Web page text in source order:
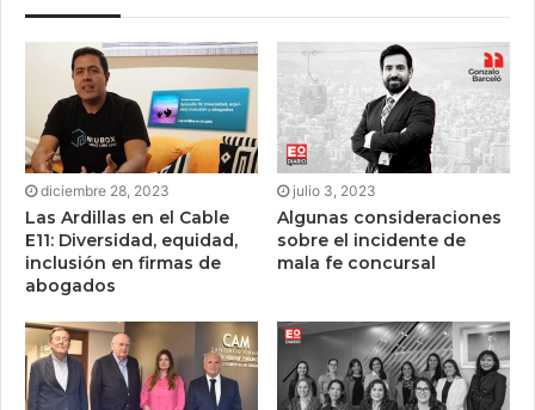
diciembre 28, 2023
Las Ardillas en el Cable
E11: Diversidad, equidad,
inclusión en firmas de
abogados
julio 3, 2023
Algunas consideraciones
sobre el incidente de
mala fe concursal